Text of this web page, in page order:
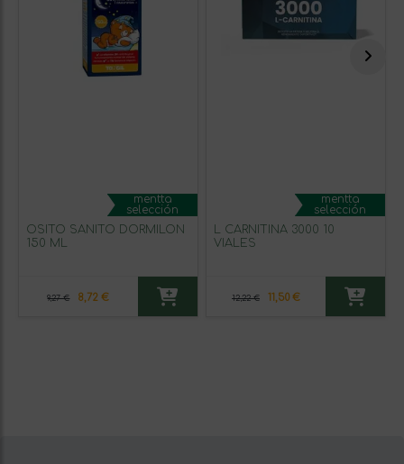
mentta
selección
OSITO SANITO DORMILON
150 ML
9,27 € 8,72 €
mentta
selección
L CARNITINA 3000 10
VIALES
12,22 € 11,50 €